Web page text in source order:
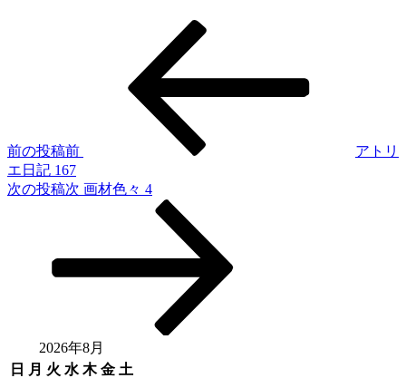
前の投稿前
アトリ
エ日記 167
次の投稿次 画材色々 4
2026年8月
日
月 火 水 木 金 土